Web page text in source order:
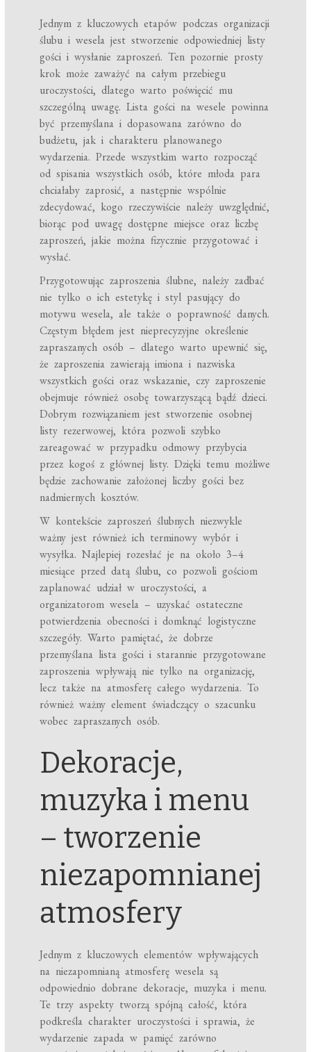
Jednym z kluczowych etapów podczas organizacji
ślubu i wesela jest stworzenie odpowiedniej listy
gości i wysłanie zaproszeń. Ten pozornie prosty
krok może zaważyć na całym przebiegu
uroczystości, dlatego warto poświęcić mu
szczególną uwagę. Lista gości na wesele powinna
być przemyślana i dopasowana zarówno do
budżetu, jak i charakteru planowanego
wydarzenia. Przede wszystkim warto rozpocząć
od spisania wszystkich osób, które młoda para
chciałaby zaprosić, a następnie wspólnie
zdecydować, kogo rzeczywiście należy uwzględnić,
biorąc pod uwagę dostępne miejsce oraz liczbę
zaproszeń, jakie można fizycznie przygotować i
wysłać.
Przygotowując zaproszenia ślubne, należy zadbać
nie tylko o ich estetykę i styl pasujący do
motywu wesela, ale także o poprawność danych.
Częstym błędem jest nieprecyzyjne określenie
zapraszanych osób – dlatego warto upewnić się,
że zaproszenia zawierają imiona i nazwiska
wszystkich gości oraz wskazanie, czy zaproszenie
obejmuje również osobę towarzyszącą bądź dzieci.
Dobrym rozwiązaniem jest stworzenie osobnej
listy rezerwowej, która pozwoli szybko
zareagować w przypadku odmowy przybycia
przez kogoś z głównej listy. Dzięki temu możliwe
będzie zachowanie założonej liczby gości bez
nadmiernych kosztów.
W kontekście zaproszeń ślubnych niezwykle
ważny jest również ich terminowy wybór i
wysyłka. Najlepiej rozesłać je na około 3–4
miesiące przed datą ślubu, co pozwoli gościom
zaplanować udział w uroczystości, a
organizatorom wesela – uzyskać ostateczne
potwierdzenia obecności i domknąć logistyczne
szczegóły. Warto pamiętać, że dobrze
przemyślana lista gości i starannie przygotowane
zaproszenia wpływają nie tylko na organizację,
lecz także na atmosferę całego wydarzenia. To
również ważny element świadczący o szacunku
wobec zapraszanych osób.
Dekoracje,
muzyka i menu
– tworzenie
niezapomnianej
atmosfery
Jednym z kluczowych elementów wpływających
na niezapomnianą atmosferę wesela są
odpowiednio dobrane dekoracje, muzyka i menu.
Te trzy aspekty tworzą spójną całość, która
podkreśla charakter uroczystości i sprawia, że
wydarzenie zapada w pamięć zarówno